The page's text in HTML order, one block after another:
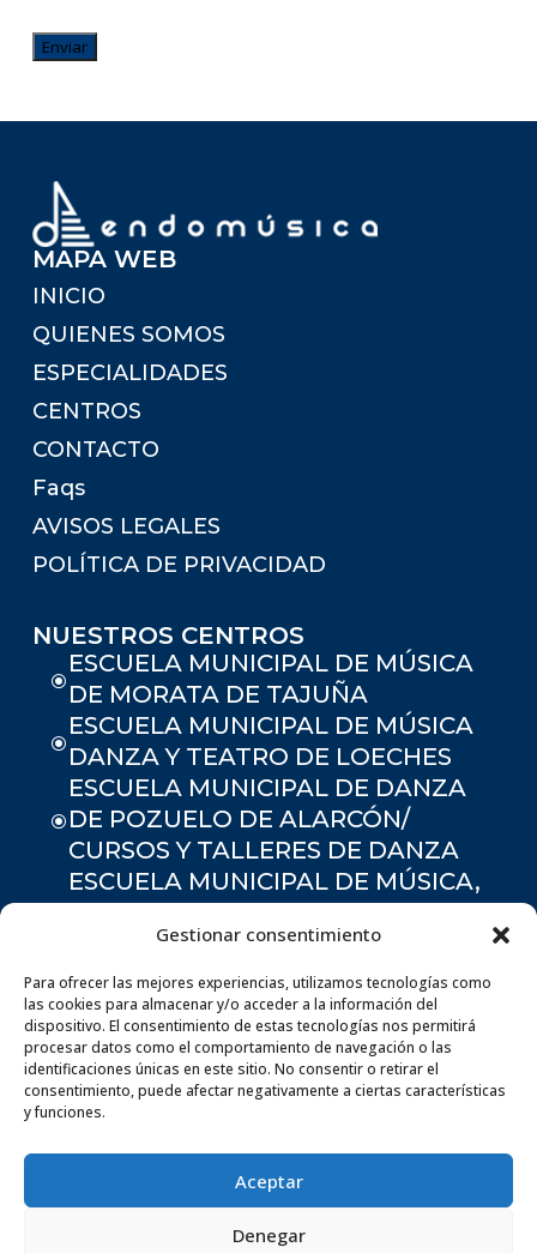
Gestionar consentimiento
Para ofrecer las mejores experiencias, utilizamos tecnologías como
las cookies para almacenar y/o acceder a la información del
dispositivo. El consentimiento de estas tecnologías nos permitirá
procesar datos como el comportamiento de navegación o las
identificaciones únicas en este sitio. No consentir o retirar el
consentimiento, puede afectar negativamente a ciertas características
y funciones.
Aceptar
Denegar
MAPA WEB
INICIO
QUIENES SOMOS
ESPECIALIDADES
CENTROS
CONTACTO
Faqs
AVISOS LEGALES
POLÍTICA DE PRIVACIDAD
NUESTROS CENTROS
\
ESCUELA MUNICIPAL DE MÚSICA
DE MORATA DE TAJUÑA
\
ESCUELA MUNICIPAL DE MÚSICA
DANZA Y TEATRO DE LOECHES
\
ESCUELA MUNICIPAL DE DANZA
DE POZUELO DE ALARCÓN/
CURSOS Y TALLERES DE DANZA
ESCUELA MUNICIPAL DE MÚSICA,
DANZA Y TEATRO DE VELILLA DE
SAN ANTONIO
\
ESCUELA MUNICIPAL DE DANZA
DE ARROYOMOLINOS
\
ESCUELA DE MÚSICA BANDA
HUERTA DE VALDECARÁBANOS
Endomusica S.L © 2026. Todos los